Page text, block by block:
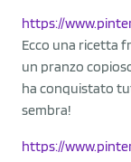
https://
Ecco una ricetta
un pranzo
ha conquistato
sembra!
https://